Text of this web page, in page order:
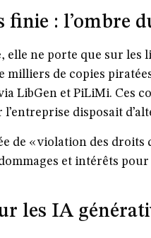
finie : l’ombre
elle ne porte que sur les
milliers de copies
LibGen et PiLiMi. Ces
disposait
de « violation des droits
et intérêts
les IA